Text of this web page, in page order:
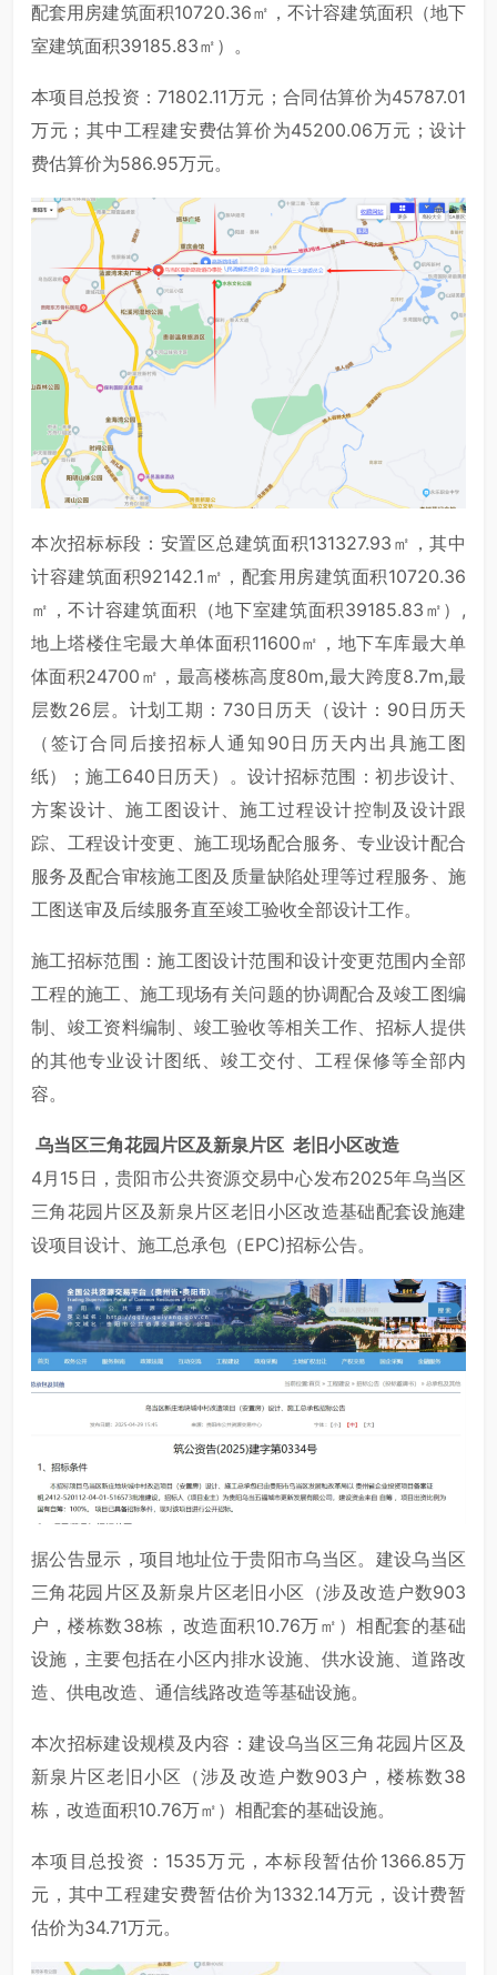
配套用房建筑面积10720.36㎡，不计容建筑面积（地下
室建筑面积39185.83㎡）。
本项目总投资：71802.11万元；合同估算价为45787.01
万元；其中工程建安费估算价为45200.06万元；设计
费估算价为586.95万元。
本次招标标段：安置区总建筑面积131327.93㎡，其中
计容建筑面积92142.1㎡，配套用房建筑面积10720.36
㎡，不计容建筑面积（地下室建筑面积39185.83㎡）,
地上塔楼住宅最大单体面积11600㎡，地下车库最大单
体面积24700㎡，最高楼栋高度80m,最大跨度8.7m,最
层数26层。计划工期：730日历天（设计：90日历天
（签订合同后接招标人通知90日历天内出具施工图
纸）；施工640日历天）。设计招标范围：初步设计、
方案设计、施工图设计、施工过程设计控制及设计跟
踪、工程设计变更、施工现场配合服务、专业设计配合
服务及配合审核施工图及质量缺陷处理等过程服务、施
工图送审及后续服务直至竣工验收全部设计工作。
施工招标范围：施工图设计范围和设计变更范围内全部
工程的施工、施工现场有关问题的协调配合及竣工图编
制、竣工资料编制、竣工验收等相关工作、招标人提供
的其他专业设计图纸、竣工交付、工程保修等全部内
容。
乌当区三角花园片区及新泉片区 老旧小区改造
4月15日，贵阳市公共资源交易中心发布2025年乌当区
三角花园片区及新泉片区老旧小区改造基础配套设施建
设项目设计、施工总承包（EPC)招标公告。
据公告显示，项目地址位于贵阳市乌当区。建设乌当区
三角花园片区及新泉片区老旧小区（涉及改造户数903
户，楼栋数38栋，改造面积10.76万㎡）相配套的基础
设施，主要包括在小区内排水设施、供水设施、道路改
造、供电改造、通信线路改造等基础设施。
本次招标建设规模及内容：建设乌当区三角花园片区及
新泉片区老旧小区（涉及改造户数903户，楼栋数38
栋，改造面积10.76万㎡）相配套的基础设施。
本项目总投资：1535万元，本标段暂估价1366.85万
元，其中工程建安费暂估价为1332.14万元，设计费暂
估价为34.71万元。